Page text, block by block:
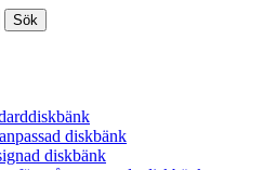
Sök
diskbänk
diskbänk